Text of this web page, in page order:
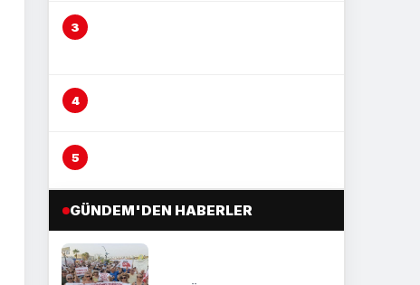
GÜNDEM'DEN HABERLER